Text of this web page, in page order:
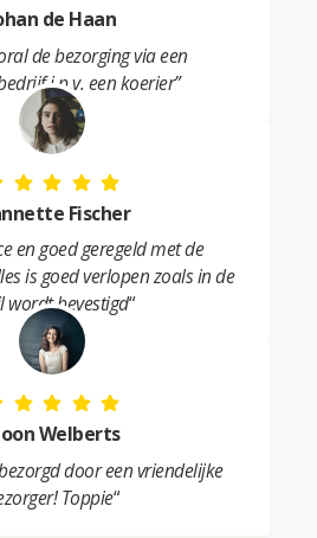
de Haan
de bezorging via een
i.p.v. een koerier”
Fischer
en goed geregeld met de
is goed verlopen zoals in de
wordt bevestigd“
Welberts
door een vriendelijke
Toppie“